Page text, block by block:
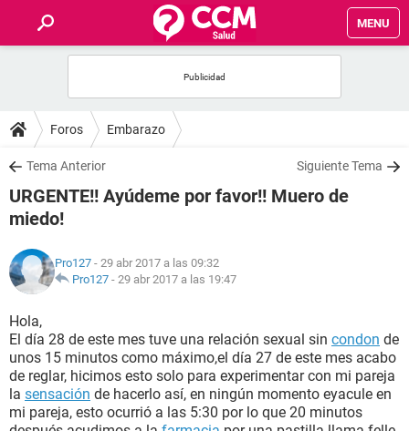
MENU
FOROS
SALUD
FAMILIA
NUTRICIÓN
SEXUALIDAD
GLOSARIO
Foros Embarazo
Tema Anterior Siguiente Tema
URGENTE!! Ayúdeme por favor!! Muero de
miedo!
Pro127 - 29 abr 2017 a las 09:32
Pro127 - 29 abr 2017 a las 19:47
Hola,
El día 28 de este mes tuve una relación sexual sin condon de
unos 15 minutos como máximo,el día 27 de este mes acabo
de reglar, hicimos esto solo para experimentar con mi pareja
la sensación de hacerlo así, en ningún momento eyacule en
mi pareja, esto ocurrió a las 5:30 por lo que 20 minutos